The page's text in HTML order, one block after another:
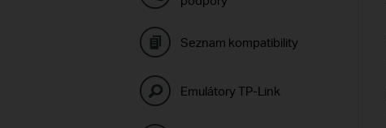
Seznam kompatibility
Emulátory TP-Link